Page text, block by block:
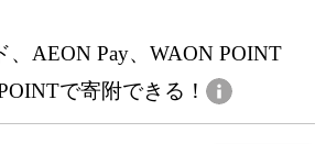
、AEON Pay、WAON POINT
で寄附できる！